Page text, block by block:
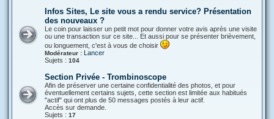
Infos Sites, Le site vous a rendu service? Présentation
des nouveaux ?
Le coin pour laisser un petit mot pour donner votre avis après une visite
ou une transaction sur ce site... Et aussi pour se présenter brièvement,
ou longuement, c'est à vous de choisir
Modérateur : Lancer
Sujets : 104
Section Privée - Trombinoscope
Afin de préserver une certaine confidentialité des photos, et pour
éventuellement certains sujets, cette section est limitée aux habitués
"actif" qui ont plus de 50 messages postés à leur actif.
Accès sur demande.
Sujets : 17